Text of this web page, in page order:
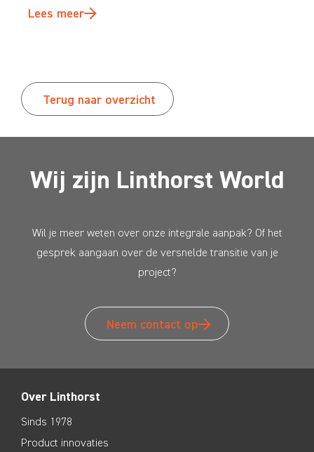
Lees meer
Terug naar overzicht
Wij zijn Linthorst World
Wil je meer weten over onze integrale aanpak? Of het
gesprek aangaan over de versnelde transitie van je
project?
Neem contact op
Over Linthorst
Sinds 1978
Product innovaties